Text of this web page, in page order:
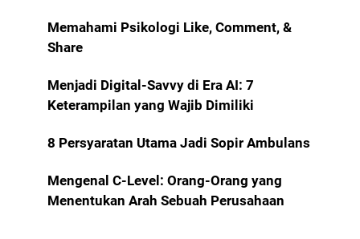
Memahami Psikologi Like, Comment, &
Share
Menjadi Digital-Savvy di Era AI: 7
Keterampilan yang Wajib Dimiliki
8 Persyaratan Utama Jadi Sopir Ambulans
Mengenal C-Level: Orang-Orang yang
Menentukan Arah Sebuah Perusahaan